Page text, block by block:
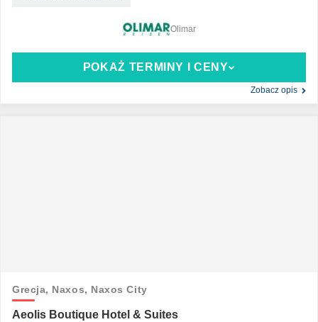
POKAŻ TERMINY I CENY
Zobacz opis
Olimar
Grecja, Naxos, Naxos City
Aeolis Boutique Hotel & Suites